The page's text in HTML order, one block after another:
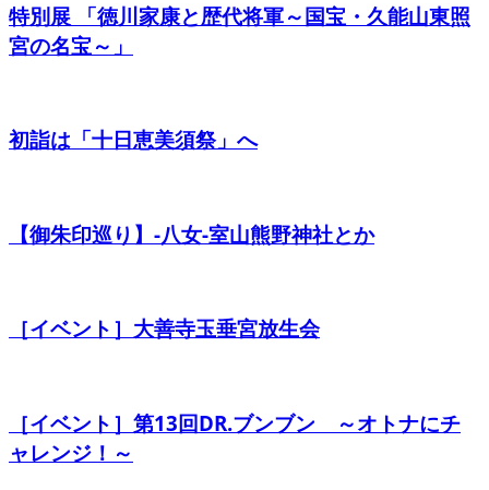
特別展 「徳川家康と歴代将軍～国宝・久能山東照
宮の名宝～」
初詣は「十日恵美須祭」へ
【御朱印巡り】-八女-室山熊野神社とか
［イベント］大善寺玉垂宮放生会
［イベント］第13回DR.ブンブン ～オトナにチ
ャレンジ！～